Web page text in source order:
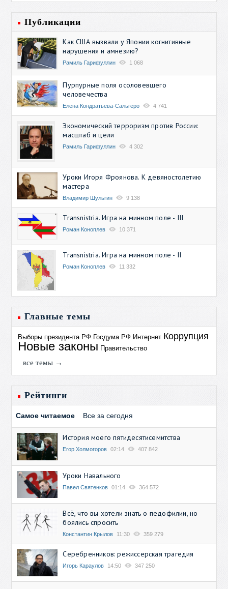
Публикации
Как США вызвали у Японии когнитивные
нарушения и амнезию?
Рамиль Гарифуллин 1 068
Пурпурные поля осоловевшего
человечества
Елена Кондратьева-Сальгеро 4 741
Экономический терроризм против России:
масштаб и цели
Рамиль Гарифуллин 4 302
Уроки Игоря Фроянова. К девяностолетию
мастера
Владимир Шульгин 9 138
Transnistria. Игра на минном поле - III
Роман Коноплев 10 371
Transnistria. Игра на минном поле - II
Роман Коноплев 11 332
Главные темы
Выборы президента РФ Госдума РФ Интернет Коррупция
Новые законы Правительство
все темы →
Рейтинги
Самое читаемое Все за сегодня
История моего пятидесятисемитства
Егор Холмогоров 02:14 407 842
Уроки Навального
Павел Святенков 01:14 364 572
Всё, что вы хотели знать о педофилии, но
боялись спросить
Константин Крылов 11:30 359 279
Серебренников: режиссерская трагедия
Игорь Караулов 14:50 347 250